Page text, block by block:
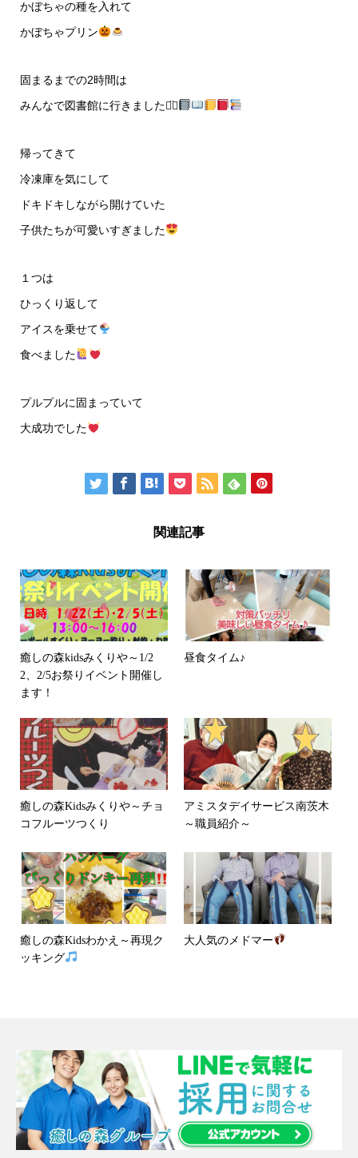
かぼちゃの種を入れて
かぼちゃプリン
固まるまでの2時間は
みんなで図書館に行きました⌄̈⃝‪‪
帰ってきて
冷凍庫を気にして
ドキドキしながら開けていた
子供たちが可愛いすぎました
１つは
ひっくり返して
アイスを乗せて
食べました
プルプルに固まっていて
大成功でした
関連記事
癒しの森kidsみくりや～1/2
2、2/5お祭りイベント開催し
ます！
昼食タイム♪
癒しの森Kidsみくりや～チョ
コフルーツつくり
アミスタデイサービス南茨木
～職員紹介～
癒しの森Kidsわかえ～再現ク
ッキング
大人気のメドマー